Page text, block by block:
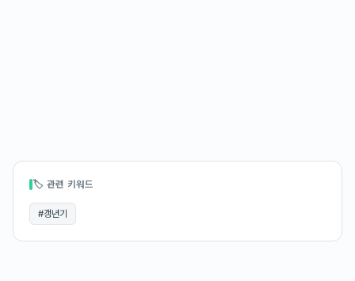
🏷 관련 키워드
#갱년기